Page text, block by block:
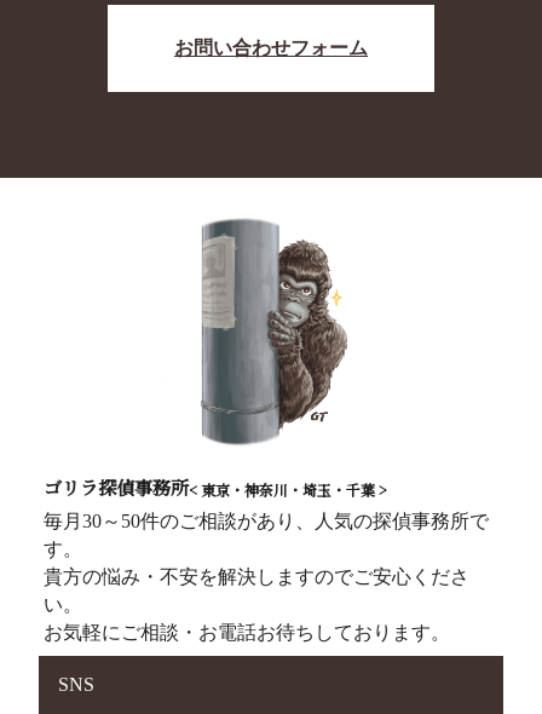
お問い合わせフォーム
ゴリラ探偵事務所< 東京・神奈川・埼玉・千葉 >
毎月30～50件のご相談があり、人気の探偵事務所で
す。
貴方の悩み・不安を解決しますのでご安心くださ
い。
お気軽にご相談・お電話お待ちしております。
SNS